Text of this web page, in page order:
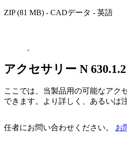
ZIP (81 MB) - CADデータ - 英語
アクセサリー N
ここでは、当製品用の可能なアク
できます。より詳しく、あるいは
任者にお問い合わせください。 お